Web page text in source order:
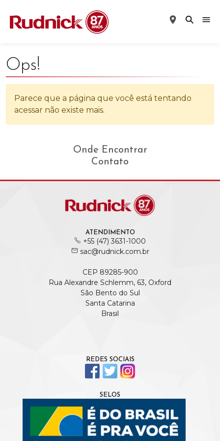
Ops!
Parece que a página que você está tentando
acessar não existe mais.
Onde Encontrar
Contato
ATENDIMENTO
+55 (47) 3631-1000
sac@rudnick.com.br
CEP 89285-900
Rua Alexandre Schlemm, 63, Oxford
São Bento do Sul
Santa Catarina
Brasil
REDES SOCIAIS
SELOS